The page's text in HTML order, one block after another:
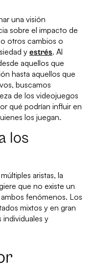
una visión
sobre el impacto de
otros cambios o
y estrés. Al
aquellos que
hasta aquellos que
buscamos
de los videojuegos
qué podrían influir en
los juegan.
los
aristas, la
que no existe un
fenómenos. Los
mixtos y en gran
y